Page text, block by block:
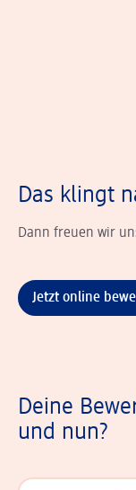
Das klingt
Dann freuen wir
Jetzt online
Deine
und nun?